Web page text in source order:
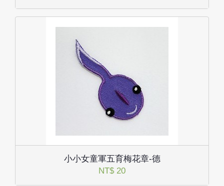
小小女童軍五育梅花章-德
NT$ 20